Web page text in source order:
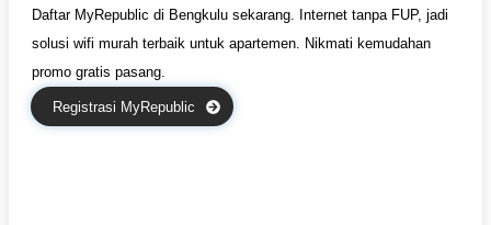
Daftar MyRepublic di Bengkulu sekarang. Internet tanpa FUP, jadi
solusi wifi murah terbaik untuk apartemen. Nikmati kemudahan
promo gratis pasang.
Registrasi MyRepublic